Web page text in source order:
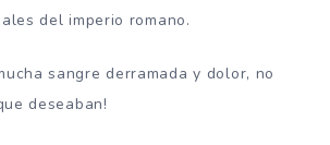
del imperio romano.
sangre derramada y dolor, no
deseaban!